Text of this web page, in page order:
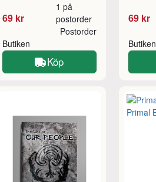
69 kr
1 på
postorder
Butiken
Postorder
Köp
69 kr
Butiken